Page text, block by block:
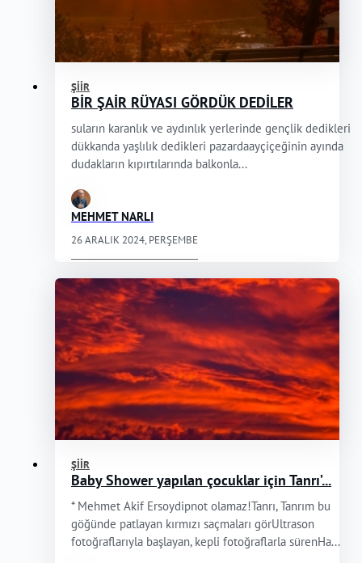
ŞIIR
BİR ŞAİR RÜYASI GÖRDÜK DEDİLER
suların karanlık ve aydınlık yerlerinde gençlik dedikleri
dükkanda yaşlılık dedikleri pazardaayçiçeğinin ayında
dudakların kıpırtılarında balkonla...
MEHMET NARLI
26 ARALIK 2024, PERŞEMBE
ŞIIR
Baby Shower yapılan çocuklar için Tanrı’...
* Mehmet Akif Ersoydipnot olamaz!Tanrı, Tanrım bu
göğünde patlayan kırmızı saçmaları görUltrason
fotoğraflarıyla başlayan, kepli fotoğraflarla sürenHa...